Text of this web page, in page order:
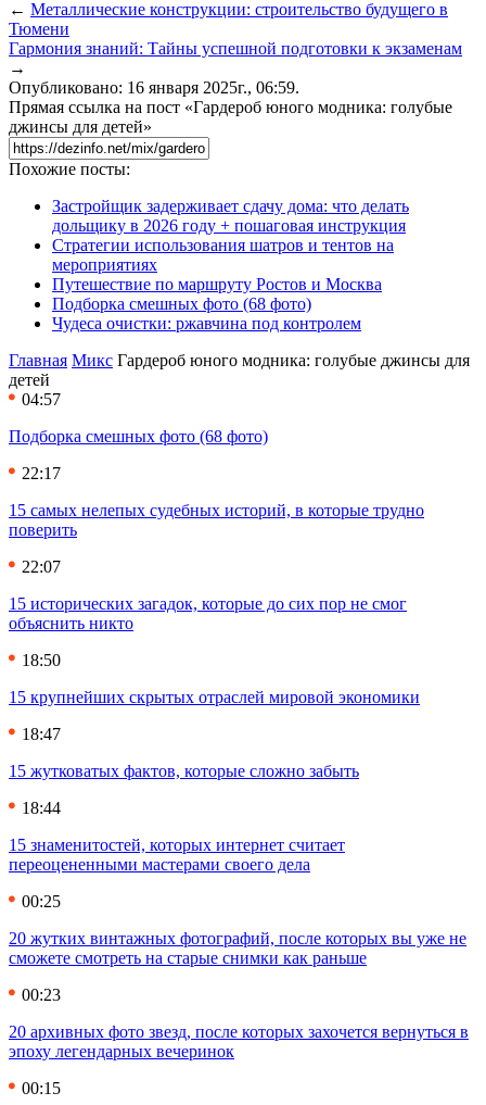
← Металлические конструкции: строительство будущего в
Тюмени
Гармония знаний: Тайны успешной подготовки к экзаменам
→
Опубликовано: 16 января 2025г., 06:59.
Прямая ссылка на пост «Гардероб юного модника: голубые
джинсы для детей»
Похожие посты:
Застройщик задерживает сдачу дома: что делать
дольщику в 2026 году + пошаговая инструкция
Стратегии использования шатров и тентов на
мероприятиях
Путешествие по маршруту Ростов и Москва
Подборка смешных фото (68 фото)
Чудеса очистки: ржавчина под контролем
Главная Микс Гардероб юного модника: голубые джинсы для
детей
04:57
Подборка смешных фото (68 фото)
22:17
15 самых нелепых судебных историй, в которые трудно
поверить
22:07
15 исторических загадок, которые до сих пор не смог
объяснить никто
18:50
15 крупнейших скрытых отраслей мировой экономики
18:47
15 жутковатых фактов, которые сложно забыть
18:44
15 знаменитостей, которых интернет считает
переоцененными мастерами своего дела
00:25
20 жутких винтажных фотографий, после которых вы уже не
сможете смотреть на старые снимки как раньше
00:23
20 архивных фото звезд, после которых захочется вернуться в
эпоху легендарных вечеринок
00:15